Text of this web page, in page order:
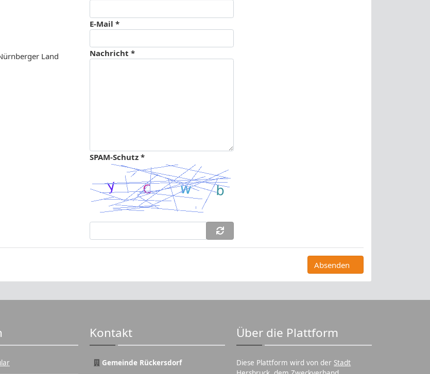
Land
E-Mail *
Nachricht *
SPAM-Schutz *
Absenden
Kontakt
Gemeinde Rückersdorf
Über die Plattform
Diese Plattform wird von der Stadt